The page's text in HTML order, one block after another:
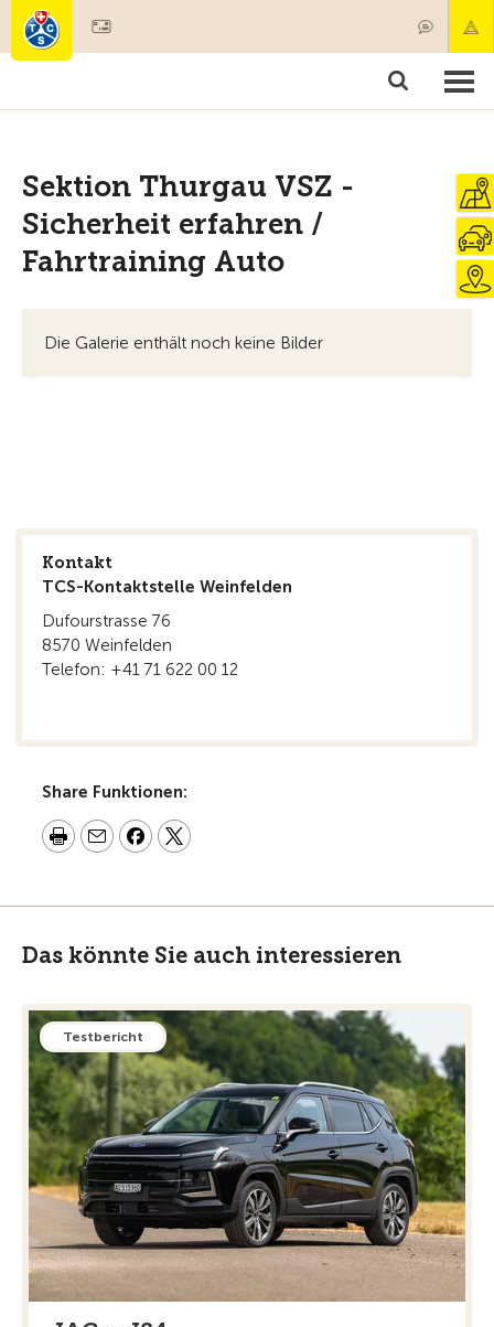
Mitgliedschaft & Leistungen
Sektion Thurgau VSZ -
Sicherheit erfahren /
Fahrtraining Auto
Die Galerie enthält noch keine Bilder
Kontakt
TCS-Kontaktstelle Weinfelden
Dufourstrasse 76
8570 Weinfelden
Telefon: +41 71 622 00 12
Share Funktionen:
Das könnte Sie auch interessieren
Testbericht